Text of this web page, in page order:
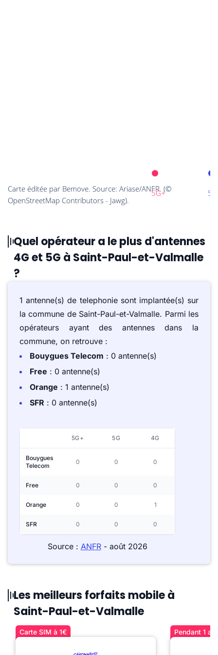
Quel opérateur a le plus d'antennes
4G et 5G à Saint-Paul-et-Valmalle
?
1 antenne(s) de telephonie sont implantée(s) sur
la commune de Saint-Paul-et-Valmalle. Parmi les
opérateurs ayant des antennes dans la
commune, on retrouve :
Bouygues Telecom : 0 antenne(s)
Free : 0 antenne(s)
Orange : 1 antenne(s)
SFR : 0 antenne(s)
5G+ 5G 4G
Bouygues
Telecom
0 0 0
Free 0 0 0
Orange 0 0 1
SFR 0 0 0
Source : ANFR- août 2026
Les meilleurs forfaits mobile à
Saint-Paul-et-Valmalle
Carte SIM à 1€ Pendant 1